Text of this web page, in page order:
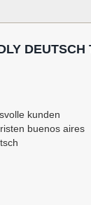
DEUTSCH
kunden
buenos aires